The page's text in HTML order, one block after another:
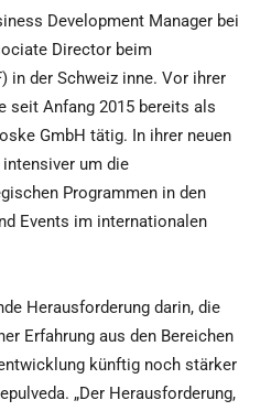
Development Manager bei
Director beim
in der Schweiz inne. Vor ihrer
seit Anfang 2015 bereits als
GmbH tätig. In ihrer neuen
um die
Programmen in den
Events im internationalen
Herausforderung darin, die
Erfahrung aus den Bereichen
künftig noch stärker
„Der Herausforderung,